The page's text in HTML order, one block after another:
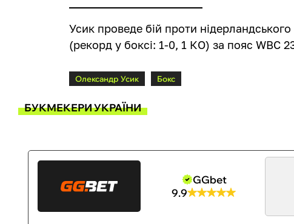
Усик проведе бій проти
(рекорд у боксі: 1-0, 1 КО) за пояс WBC
Олександр Усик Бокс
БУКМЕКЕРИ УКРАЇНИ
GGbet
9.9